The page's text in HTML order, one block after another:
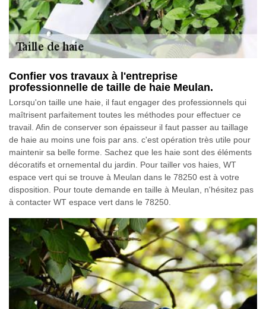
Confier vos travaux à l'entreprise
professionnelle de taille de haie Meulan.
Lorsqu'on taille une haie, il faut engager des professionnels qui
maîtrisent parfaitement toutes les méthodes pour effectuer ce
travail. Afin de conserver son épaisseur il faut passer au taillage
de haie au moins une fois par ans. c'est opération très utile pour
maintenir sa belle forme. Sachez que les haie sont des éléments
décoratifs et ornemental du jardin. Pour tailler vos haies, WT
espace vert qui se trouve à Meulan dans le 78250 est à votre
disposition. Pour toute demande en taille à Meulan, n'hésitez pas
à contacter WT espace vert dans le 78250.